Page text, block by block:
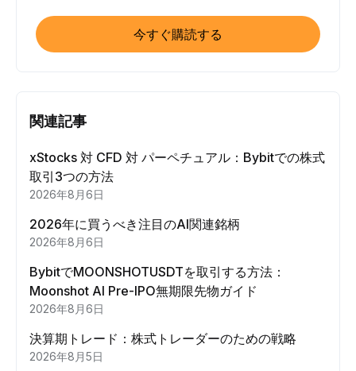
今すぐ購読する
関連記事
xStocks 対 CFD 対 パーペチュアル：Bybitでの株式
取引3つの方法
2026年8月6日
2026年に買うべき注目のAI関連銘柄
2026年8月6日
BybitでMOONSHOTUSDTを取引する方法：
Moonshot AI Pre-IPO無期限先物ガイド
2026年8月6日
決算期トレード：株式トレーダーのための戦略
2026年8月5日